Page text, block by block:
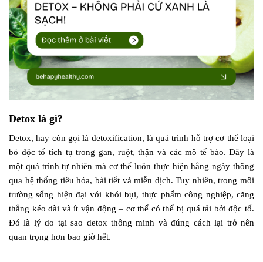
Detox là gì?
Detox, hay còn gọi là detoxification, là quá trình hỗ trợ cơ thể loại
bỏ độc tố tích tụ trong gan, ruột, thận và các mô tế bào. Đây là
một quá trình tự nhiên mà cơ thể luôn thực hiện hằng ngày thông
qua hệ thống tiêu hóa, bài tiết và miễn dịch. Tuy nhiên, trong môi
trường sống hiện đại với khói bụi, thực phẩm công nghiệp, căng
thẳng kéo dài và ít vận động – cơ thể có thể bị quá tải bởi độc tố.
Đó là lý do tại sao detox thông minh và đúng cách lại trở nên
quan trọng hơn bao giờ hết.